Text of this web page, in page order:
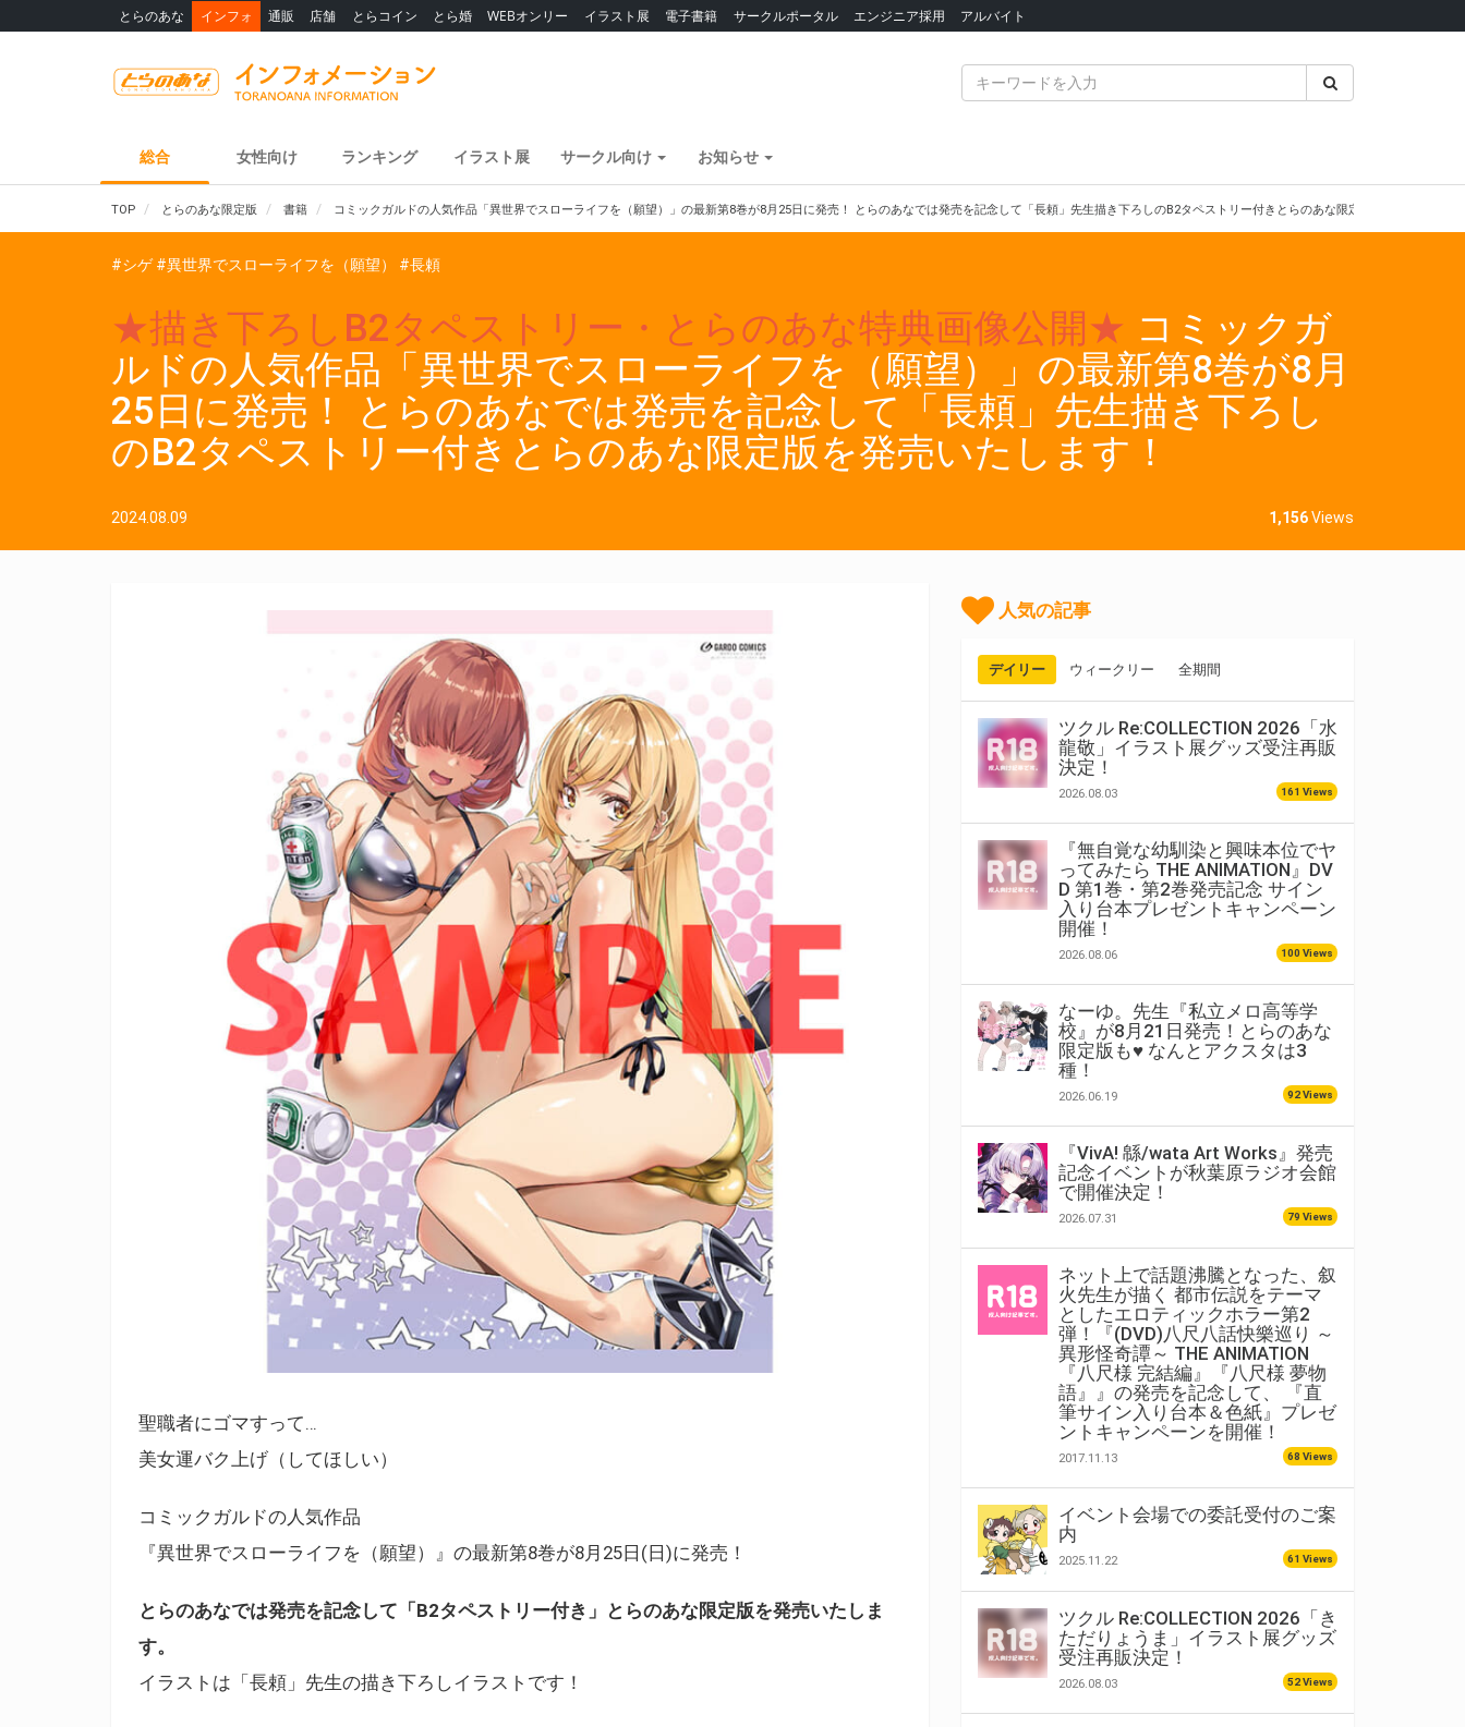
とらのあな インフォ 通販 店舗 とらコイン とら婚 WEBオンリー イラスト展 電子書籍 サークルポータル エンジニア採用 アルバイト
総合 女性向け ランキング イラスト展 サークル向け お知らせ
TOP とらのあな限定版 書籍 コミックガルドの人気作品「異世界でスローライフを（願望）」の最新第8巻が8月25日に発売！ とらのあなでは発売を記念して「長頼」先生描き下ろしのB2タペストリー付きとらのあな限定版を発売いたしま
#シゲ #異世界でスローライフを（願望） #長頼
★描き下ろしB2タペストリー・とらのあな特典画像公開★ コミックガ
ルドの人気作品「異世界でスローライフを（願望）」の最新第8巻が8月
25日に発売！ とらのあなでは発売を記念して「長頼」先生描き下ろし
のB2タペストリー付きとらのあな限定版を発売いたします！
2024.08.09 1,156Views
聖職者にゴマすって…
美女運バク上げ（してほしい）
コミックガルドの人気作品
『異世界でスローライフを（願望）』の最新第8巻が8月25日(日)に発売！
とらのあなでは発売を記念して「B2タペストリー付き」とらのあな限定版を発売いたしま
す。
イラストは「長頼」先生の描き下ろしイラストです！
人気の記事
デイリー ウィークリー 全期間
ツクル Re:COLLECTION 2026「水
龍敬」イラスト展グッズ受注再販
決定！
2026.08.03 161 Views
『無自覚な幼馴染と興味本位でヤ
ってみたら THE ANIMATION』DV
D 第1巻・第2巻発売記念 サイン
入り台本プレゼントキャンペーン
開催！
2026.08.06 100 Views
なーゆ。先生『私立メロ高等学
校』が8月21日発売！とらのあな
限定版も♥ なんとアクスタは3
種！
2026.06.19 92 Views
『VivA! 緜/wata Art Works』発売
記念イベントが秋葉原ラジオ会館
で開催決定！
2026.07.31 79 Views
ネット上で話題沸騰となった、叙
火先生が描く 都市伝説をテーマ
としたエロティックホラー第2
弾！『(DVD)八尺八話快樂巡り ～
異形怪奇譚～ THE ANIMATION
『八尺様 完結編』『八尺様 夢物
語』』の発売を記念して、 『直
筆サイン入り台本＆色紙』プレゼ
ントキャンペーンを開催！
2017.11.13 68 Views
イベント会場での委託受付のご案
内
2025.11.22 61 Views
ツクル Re:COLLECTION 2026「き
ただりょうま」イラスト展グッズ
受注再販決定！
2026.08.03 52 Views